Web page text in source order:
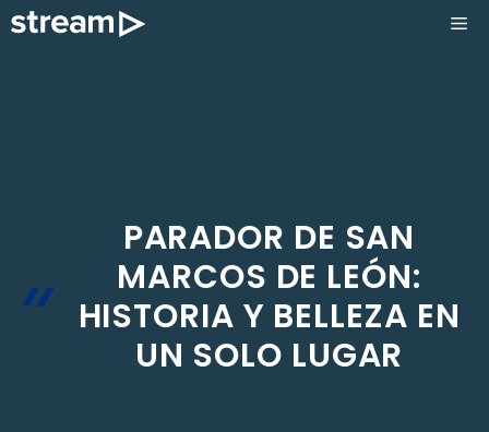
Saltar
PARADOR DE SAN
MARCOS DE LEÓN:
HISTORIA Y BELLEZA EN
UN SOLO LUGAR